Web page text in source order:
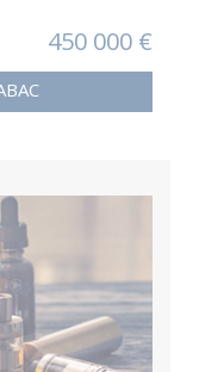
450 000 €